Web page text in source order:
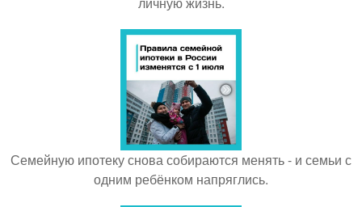
Семейную ипотеку снова собираются менять - и семьи с
одним ребёнком напряглись.